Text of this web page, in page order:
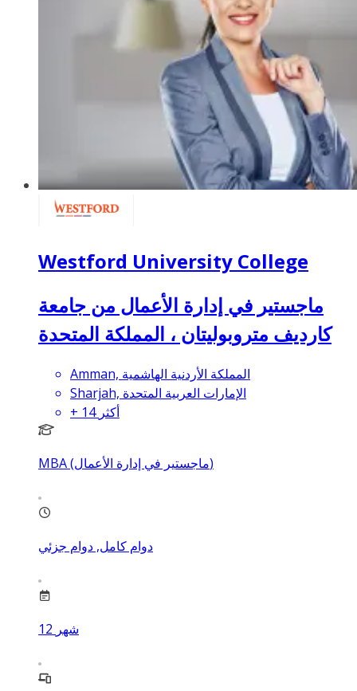
Westford University College
ماجستير في إدارة الأعمال من جامعة
كارديف متروبوليتان ، المملكة المتحدة
Amman, المملكة الأردنية الهاشمية
Sharjah, الإمارات العربية المتحدة
+ 14 أكثر
MBA (ماجستير في إدارة الأعمال)
دوام كامل, دوام جزئي
12 شهر